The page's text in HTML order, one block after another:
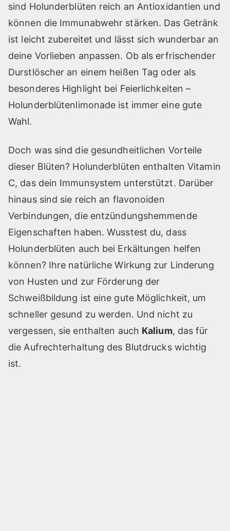
sind Holunderblüten reich an Antioxidantien und
können die Immunabwehr stärken. Das Getränk
ist leicht zubereitet und lässt sich wunderbar an
deine Vorlieben anpassen. Ob als erfrischender
Durstlöscher an einem heißen Tag oder als
besonderes Highlight bei Feierlichkeiten –
Holunderblütenlimonade ist immer eine gute
Wahl.
Doch was sind die gesundheitlichen Vorteile
dieser Blüten? Holunderblüten enthalten Vitamin
C, das dein Immunsystem unterstützt. Darüber
hinaus sind sie reich an flavonoiden
Verbindungen, die entzündungshemmende
Eigenschaften haben. Wusstest du, dass
Holunderblüten auch bei Erkältungen helfen
können? Ihre natürliche Wirkung zur Linderung
von Husten und zur Förderung der
Schweißbildung ist eine gute Möglichkeit, um
schneller gesund zu werden. Und nicht zu
vergessen, sie enthalten auch Kalium, das für
die Aufrechterhaltung des Blutdrucks wichtig
ist.